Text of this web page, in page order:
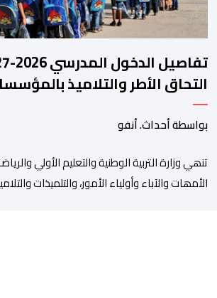
التحاق الأطر والتلاميذ
بواسطة أحداث. أنفو
تنھي وزارة التربیة الوطنیة والتعلیم الأولي
الأمھات والآباء وأولیاء الأمور، والتلمیذات